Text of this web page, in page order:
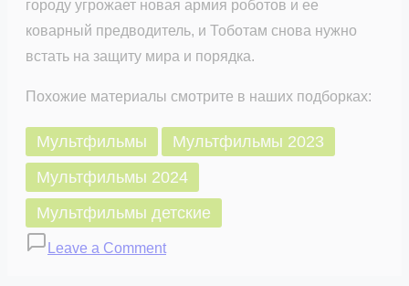
городу угрожает новая армия роботов и ее
коварный предводитель, и Тоботам снова нужно
встать на защиту мира и порядка.
Похожие материалы смотрите в наших подборках:
Мультфильмы
Мультфильмы 2023
Мультфильмы 2024
Мультфильмы детские
Leave a Commenton